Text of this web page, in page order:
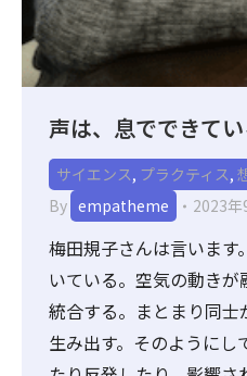
声は、息でできて
サイエンス, プラクティス,
By empatheme 2023年
梅田規子さんは言います
いている。空気の動き
統合する。まとまり同士
生み出す。そのように